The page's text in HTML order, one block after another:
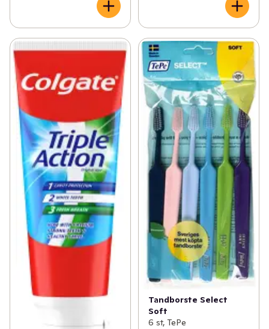
Tandborste Select
Soft
6 st, TePe